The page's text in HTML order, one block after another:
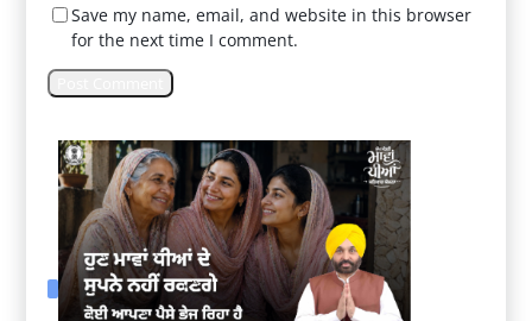
Save my name, email, and website in this browser
for the next time I comment.